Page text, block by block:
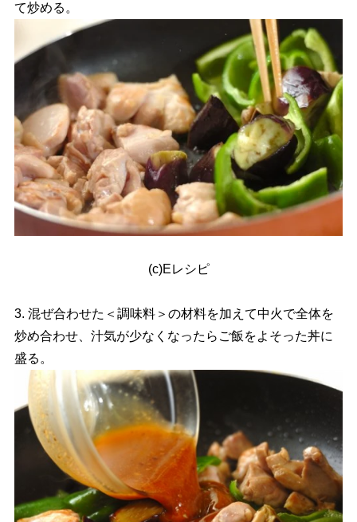
て炒める。
(c)Eレシピ
3. 混ぜ合わせた＜調味料＞の材料を加えて中火で全体を
炒め合わせ、汁気が少なくなったらご飯をよそった丼に
盛る。